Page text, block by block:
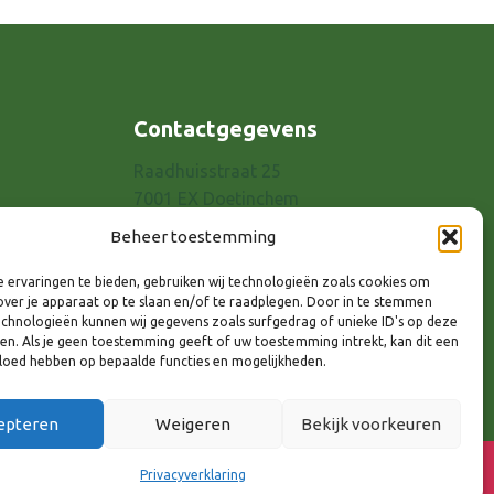
Beheer toestemming
ervaringen te bieden, gebruiken wij technologieën zoals cookies om
je apparaat op te slaan en/of te raadplegen. Door in te stemmen
kunnen wij gegevens zoals surfgedrag of unieke ID's op deze
Als je geen toestemming geeft of uw toestemming intrekt, kan dit een
hebben op bepaalde functies en mogelijkheden.
Weigeren Bekijk voorkeuren
Privacyverklaring
Contactgegevens
E-mail: info@8rhk.nl
Privacyverklaring
Cookieverklaring
Disclaimer